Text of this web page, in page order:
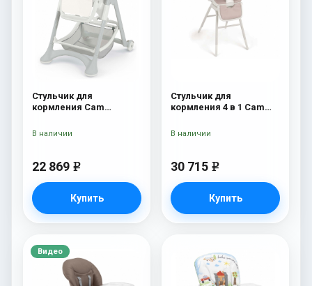
Стульчик для
кормления Cam
Leatherette
22 869 e
Купить
В наличии
Стульчик для
кормления 4 в 1 Cam
30 715 e
Купить
В наличии
Видео